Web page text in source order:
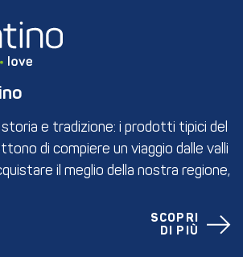
e tradizione: i prodotti tipici del
di compiere un viaggio dalle valli
il meglio della nostra regione,
SCOPRI
DI PIÙ